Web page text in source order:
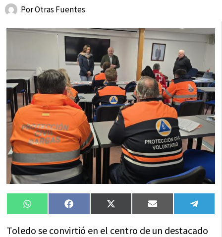
PorOtras Fuentes
Compartir
en
WhatsAppCompartir
en
FacebookCompartir
en
X
(Twitter)
Compartir
en
Email
en
Toledo se convirtió en el centro de un destacado